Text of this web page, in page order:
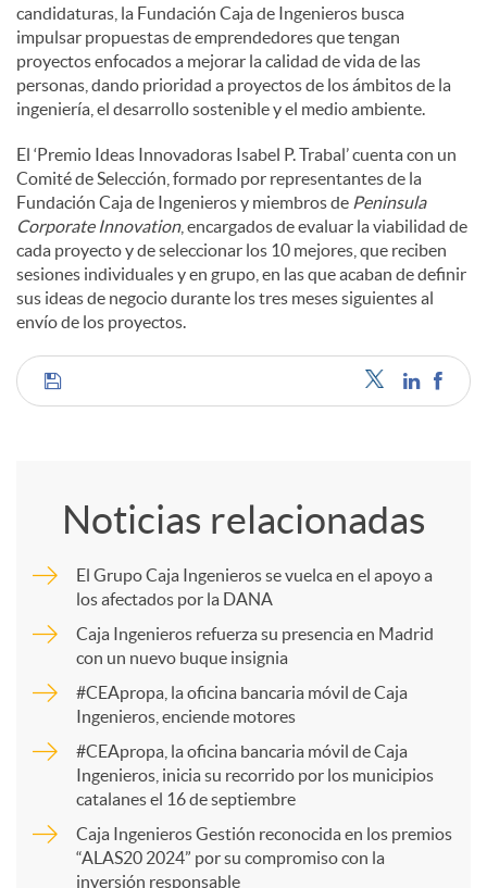
candidaturas, la Fundación Caja de Ingenieros busca
impulsar propuestas de emprendedores que tengan
proyectos enfocados a mejorar la calidad de vida de las
personas, dando prioridad a proyectos de los ámbitos de la
ingeniería, el desarrollo sostenible y el medio ambiente.
El ‘Premio Ideas Innovadoras Isabel P. Trabal’ cuenta con un
Comité de Selección, formado por representantes de la
Fundación Caja de Ingenieros y miembros de Peninsula
Corporate Innovation, encargados de evaluar la viabilidad de
cada proyecto y de seleccionar los 10 mejores, que reciben
sesiones individuales y en grupo, en las que acaban de definir
sus ideas de negocio durante los tres meses siguientes al
envío de los proyectos.
C
p
a
r
t
Noticias relacionadas
El Grupo Caja Ingenieros se vuelca en el apoyo a
los afectados por la DANA
Caja Ingenieros refuerza su presencia en Madrid
con un nuevo buque insignia
#CEApropa, la oficina bancaria móvil de Caja
Ingenieros, enciende motores
#CEApropa, la oficina bancaria móvil de Caja
Ingenieros, inicia su recorrido por los municipios
catalanes el 16 de septiembre
Caja Ingenieros Gestión reconocida en los premios
“ALAS20 2024” por su compromiso con la
inversión responsable